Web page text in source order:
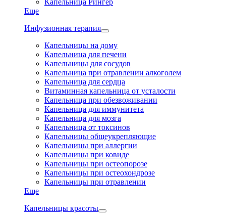
Еще
Инфузионная терапия
Капельницы на дому
Капельница для печени
Капельницы для сосудов
Капельница при отравлении алкоголем
Капельница для сердца
Витаминная капельница от усталости
Капельница при обезвоживании
Капельница для иммунитета
Капельница для мозга
Капельница от токсинов
Капельницы общеукрепляющие
Капельницы при аллергии
Капельницы при ковиде
Капельницы при остеопорозе
Капельницы при остеохондрозе
Капельницы при отравлении
Еще
Капельницы красоты